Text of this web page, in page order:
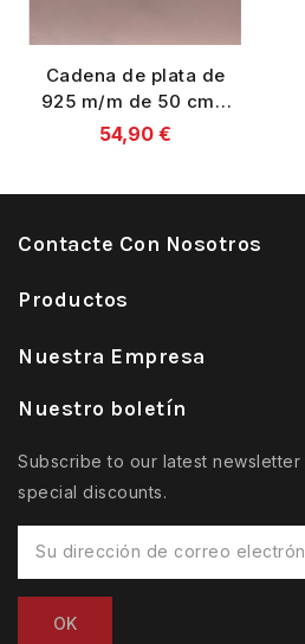
Cadena de plata de
925 m/m de 50 cms.
de largo, modelo
54,90 €
Contacte Con Nosotros
Productos
Nuestra Empresa
Nuestro boletín
Subscribe to our latest
special discounts.